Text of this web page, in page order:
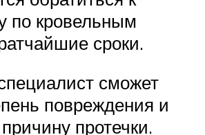
по кровельным
сроки.
сможет
повреждения и
протечки.